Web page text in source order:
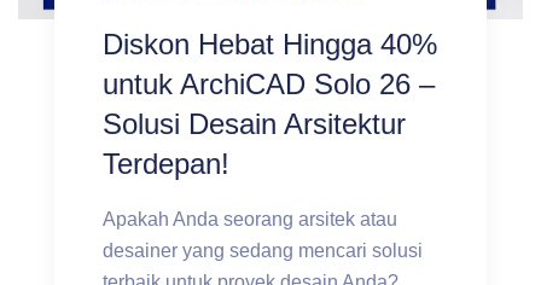
Diskon Hebat Hingga 40%
untuk ArchiCAD Solo 26 –
Solusi Desain Arsitektur
Terdepan!
Apakah Anda seorang arsitek atau
desainer yang sedang mencari solusi